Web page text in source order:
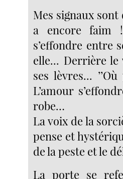
Mes signaux sont
a encore faim
s’effondre entre
elle... Derrière le
ses lèvres...
L’amour
robe…
La voix de la
pense et
de la peste et le
La porte se